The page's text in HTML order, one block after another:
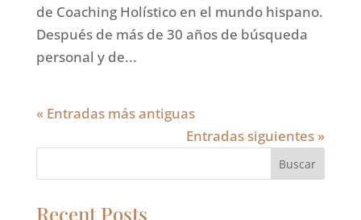
de Coaching Holístico en el mundo hispano.
Después de más de 30 años de búsqueda
personal y de...
« Entradas más antiguas
Entradas siguientes »
Buscar
Recent Posts